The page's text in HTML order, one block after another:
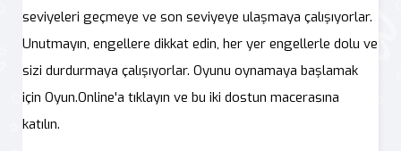
seviyeleri geçmeye ve son seviyeye ulaşmaya çalışıyorlar.
Unutmayın, engellere dikkat edin, her yer engellerle dolu ve
sizi durdurmaya çalışıyorlar. Oyunu oynamaya başlamak
için Oyun.Online'a tıklayın ve bu iki dostun macerasına
katılın.